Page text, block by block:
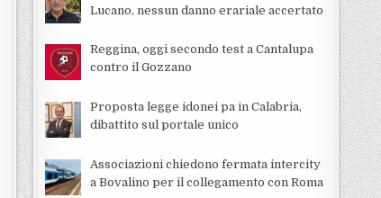
Lucano, nessun danno erariale accertato
Reggina, oggi secondo test a Cantalupa
contro il Gozzano
Proposta legge idonei pa in Calabria,
dibattito sul portale unico
Associazioni chiedono fermata intercity
a Bovalino per il collegamento con Roma